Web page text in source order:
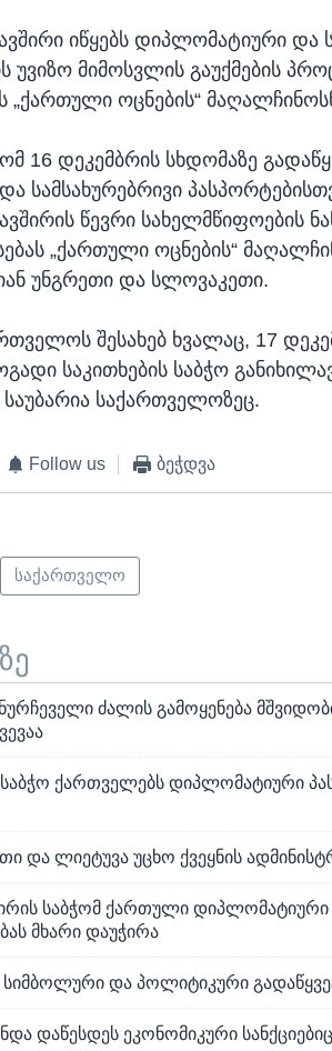
იწყებს დიპლომატიური და
უვიზო მიმოსვლის გაუქმების
„ქართული ოცნების“
16 დეკემბრის სხდომაზე
სამსახურებრივი
წევრი სახელმწიფოების
„ქართული ოცნების“
უნგრეთი და სლოვაკეთი.
შესახებ ხვალაც, 17
საკითხების საბჭო
საუბარია საქართველოზეც.
Follow us ბეჭდვა
საქართველო
ძალის გამოყენება
ქართველებს დიპლომატიური
და ლიეტუვა უცხო ქვეყნის
საბჭომ ქართული დიპლომატიური
მხარი დაუჭირა
სიმბოლური და პოლიტიკური
დაწესდეს ეკონომიკური სანქციებიც